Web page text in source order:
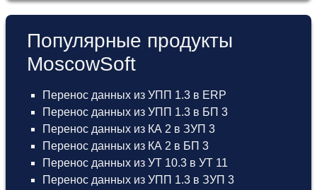
Популярные продукты
MoscowSoft
Перенос данных из УПП 1.3 в ERP
Перенос данных из УПП 1.3 в БП 3
Перенос данных из КА 2 в ЗУП 3
Перенос данных из КА 2 в БП 3
Перенос данных из УТ 10.3 в УТ 11
Перенос данных из УПП 1.3 в ЗУП 3